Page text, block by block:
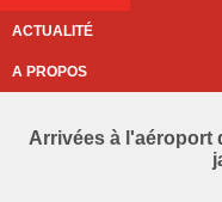
ACTUALITÉ
A PROPOS
Arrivées à l'aéroport